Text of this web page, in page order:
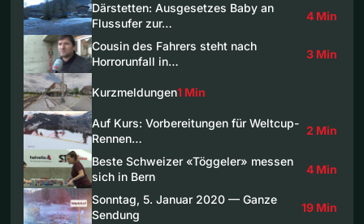
Därstetten: Ausgesetzes Baby an
Flussufer zur…
4 Min
Cousin des Fahrers steht nach
Horrorunfall in…
3 Min
Kurzmeldungen1 Min
Auf Kurs: Vorbereitungen für Weltcup-
Rennen…
2 Min
Beste Schweizer «Töggeler» messen
sich in Bern
4 Min
Sonntag, 5. Januar 2020 — Ganze
Sendung
19 Min